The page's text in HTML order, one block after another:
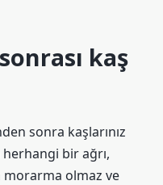
kaş
sonra kaşlarınız
bir ağrı,
morarma olmaz ve